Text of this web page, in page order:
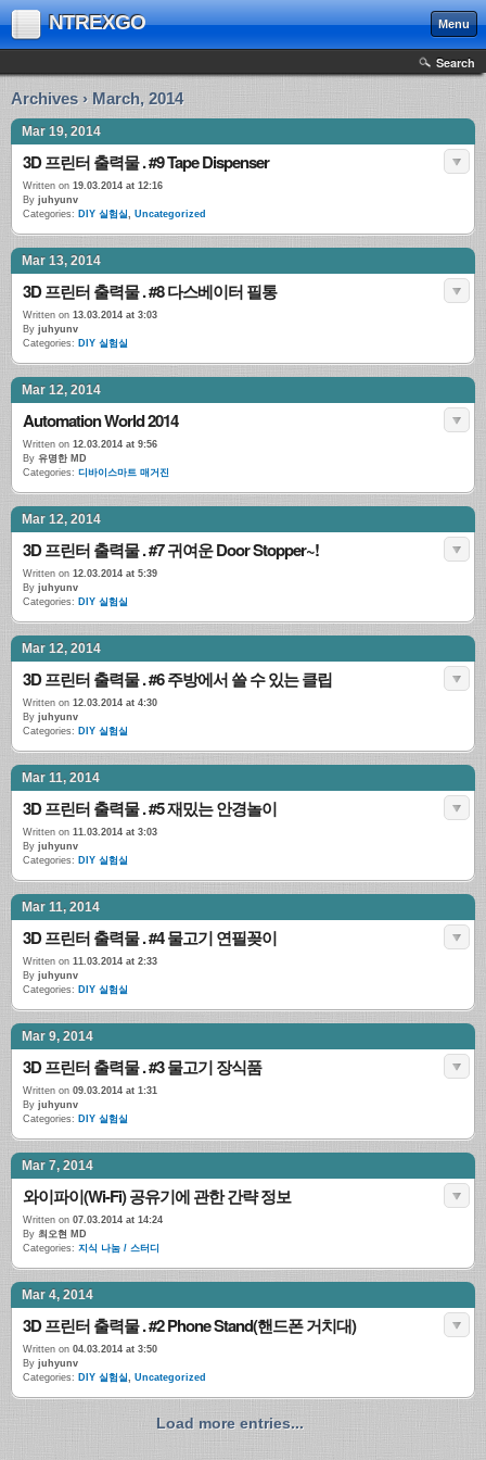
NTREXGO Menu
Search
Archives › March, 2014
Mar 19, 2014
3D 프린터 출력물 . #9 Tape Dispenser
Written on 19.03.2014 at 12:16
By juhyunv
Categories: DIY 실험실, Uncategorized
Mar 13, 2014
3D 프린터 출력물 . #8 다스베이터 필통
Written on 13.03.2014 at 3:03
By juhyunv
Categories: DIY 실험실
Mar 12, 2014
Automation World 2014
Written on 12.03.2014 at 9:56
By 유명한 MD
Categories: 디바이스마트 매거진
Mar 12, 2014
3D 프린터 출력물 . #7 귀여운 Door Stopper~!
Written on 12.03.2014 at 5:39
By juhyunv
Categories: DIY 실험실
Mar 12, 2014
3D 프린터 출력물 . #6 주방에서 쓸 수 있는 클립
Written on 12.03.2014 at 4:30
By juhyunv
Categories: DIY 실험실
Mar 11, 2014
3D 프린터 출력물 . #5 재밌는 안경놀이
Written on 11.03.2014 at 3:03
By juhyunv
Categories: DIY 실험실
Mar 11, 2014
3D 프린터 출력물 . #4 물고기 연필꽂이
Written on 11.03.2014 at 2:33
By juhyunv
Categories: DIY 실험실
Mar 9, 2014
3D 프린터 출력물 . #3 물고기 장식품
Written on 09.03.2014 at 1:31
By juhyunv
Categories: DIY 실험실
Mar 7, 2014
와이파이(Wi-Fi) 공유기에 관한 간략 정보
Written on 07.03.2014 at 14:24
By 최오현 MD
Categories: 지식 나눔 / 스터디
Mar 4, 2014
3D 프린터 출력물 . #2 Phone Stand(핸드폰 거치대)
Written on 04.03.2014 at 3:50
By juhyunv
Categories: DIY 실험실, Uncategorized
Load more entries...